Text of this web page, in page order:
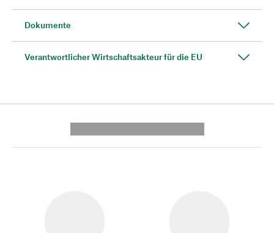
Dokumente
Verantwortlicher Wirtschaftsakteur für die EU